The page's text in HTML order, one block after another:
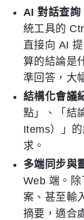
AI 對話查
統工具的
直接向 AI
算的結論是
準回答，大
結構化會議
點」、「結
Items）」
求。
多端同步與
Web 端。除
案、甚至輸
摘要，適合